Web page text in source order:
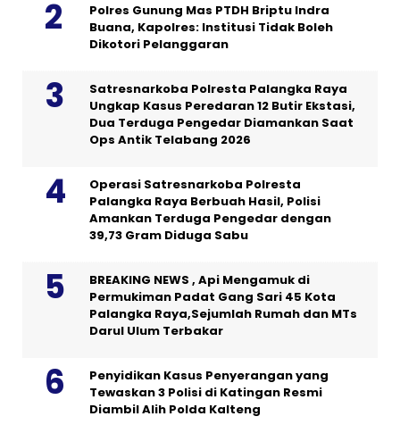
Polres Gunung Mas PTDH Briptu Indra
Buana, Kapolres: Institusi Tidak Boleh
Dikotori Pelanggaran
Satresnarkoba Polresta Palangka Raya
Ungkap Kasus Peredaran 12 Butir Ekstasi,
Dua Terduga Pengedar Diamankan Saat
Ops Antik Telabang 2026
Operasi Satresnarkoba Polresta
Palangka Raya Berbuah Hasil, Polisi
Amankan Terduga Pengedar dengan
39,73 Gram Diduga Sabu
BREAKING NEWS , Api Mengamuk di
Permukiman Padat Gang Sari 45 Kota
Palangka Raya,Sejumlah Rumah dan MTs
Darul Ulum Terbakar
Penyidikan Kasus Penyerangan yang
Tewaskan 3 Polisi di Katingan Resmi
Diambil Alih Polda Kalteng